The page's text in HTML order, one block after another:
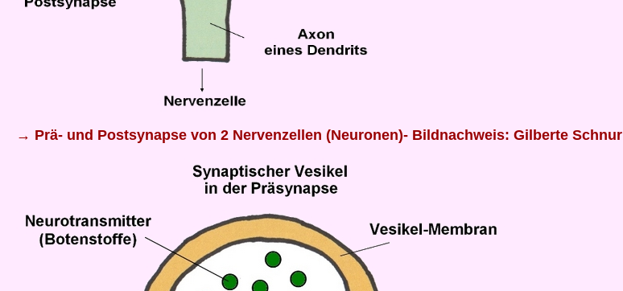
→ Prä- und Postsynapse von 2 Nervenzellen (Neuronen)- Bildnachweis: Gilberte Schnur